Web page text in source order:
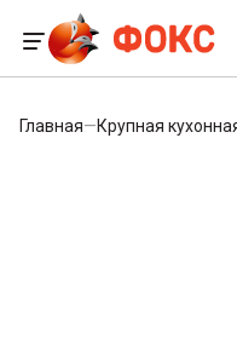
Главная—Крупная